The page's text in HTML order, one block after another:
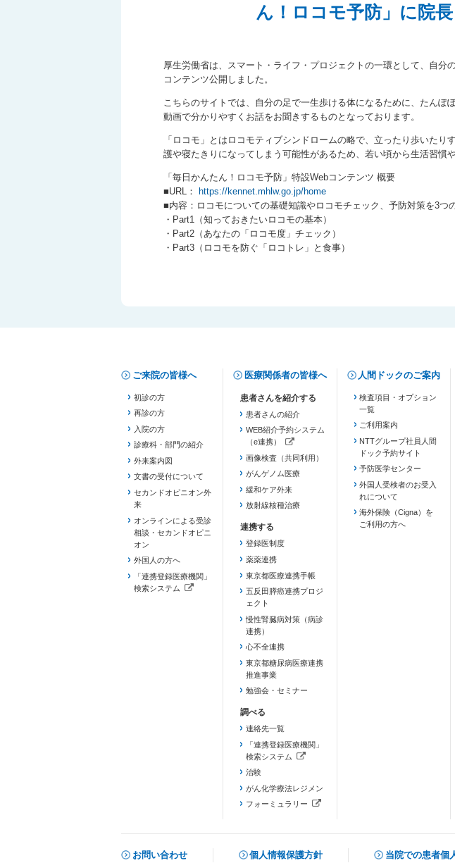
ん！ロコモ予防」に院
厚生労働省は、スマート・ライフ・プロジェクトの一環として、自分
コンテンツ公開しました。
こちらのサイトでは、自分の足で一生歩ける体になるために、たん
動画で分かりやすくお話をお聞きするものとなっております。
「ロコモ」とはロコモティブシンドロームの略で、立ったり歩いた
護や寝たきりになってしまう可能性があるため、若い頃から生活習慣
「毎日かんたん！ロコモ予防」特設Webコンテンツ 概要
■URL：
https://kennet.mhlw.go.jp/home
■内容：ロコモについての基礎知識やロコモチェック、予防対策を3つ
・Part1（知っておきたいロコモの基本）
・Part2（あなたの「ロコモ度」チェック）
・Part3（ロコモを防ぐ「ロコトレ」と食事）
ご来院の皆様へ
初診の方
再診の方
入院の方
診療科・部門の紹介
外来案内図
文書の受付について
セカンドオピニオン外
来
オンラインによる受診
相談・セカンドオピニ
オン
外国人の方へ
「連携登録医療機関」
検索システム
医療関係者の皆様へ
患者さんの紹介
WEB紹介予約システム
（e連携）
（新しいタブで開きます）
画像検査（共同利用）
がんゲノム医療
緩和ケア外来
放射線核種治療
登録医制度
薬薬連携
東京都医療連携手帳
五反田膵癌連携プロジ
ェクト
慢性腎臓病対策（病診
連携）
心不全連携
東京都糖尿病医療連携
推進事業
勉強会・セミナー
連絡先一覧
「連携登録医療機関」
検索システム
（新しいタブで開きます）
治験
がん化学療法レジメン
フォーミュラリー
人間ドックのご案内
検査項目・オプション
一覧
ご利用案内
NTTグループ社員人間
ドック予約サイト
予防医学センター
外国人受検者のお受入
れについて
海外保険（Cigna）を
ご利用の方へ
お問い合わせ 個人情報保護方針 当院での患者個